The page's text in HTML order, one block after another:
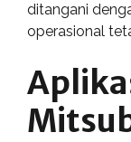
ditangani
operasional